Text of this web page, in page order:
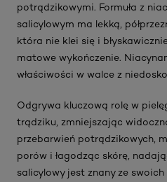
potrądzikowymi. Formuła z
salicylowym ma lekką,
która nie klei się i
matowe wykończenie.
właściwości w walce z
Odgrywa kluczową rolę w
trądziku, zmniejszając
przebarwień potrądzikowych,
porów i łagodząc skórę,
salicylowy jest znany ze